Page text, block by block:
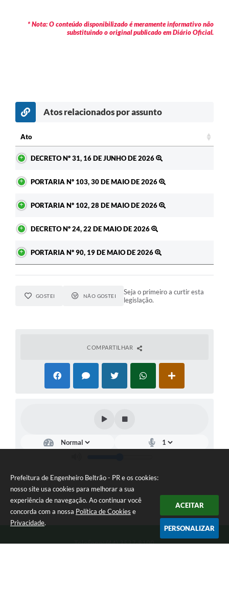
Prefeitura de Engenheiro Beltrão - PR e os cookies:
nosso site usa cookies para melhorar a sua
experiência de navegação. Ao continuar você
concorda com a nossa Política de Cookies e
Privacidade.
ACEITAR
PERSONALIZAR
* Nota: O conteúdo disponibilizado é meramente informativo não
substituindo o original publicado em Diário Oficial.
Atos relacionados por assunto
Ato
DECRETO Nº 31, 16 DE JUNHO DE 2026
PORTARIA Nº 103, 30 DE MAIO DE 2026
PORTARIA Nº 102, 28 DE MAIO DE 2026
DECRETO Nº 24, 22 DE MAIO DE 2026
PORTARIA Nº 90, 19 DE MAIO DE 2026
GOSTEI NÃO GOSTEI
Seja o primeiro a curtir esta
legislação.
COMPARTILHAR
Telefone: (44) 3537-8100